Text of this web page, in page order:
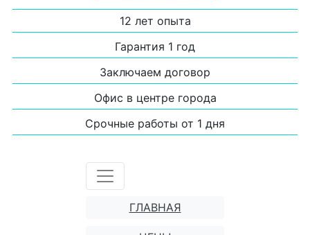
12 лет опыта
Гарантия 1 год
Заключаем договор
Офис в центре города
Срочные работы от 1 дня
ГЛАВНАЯ